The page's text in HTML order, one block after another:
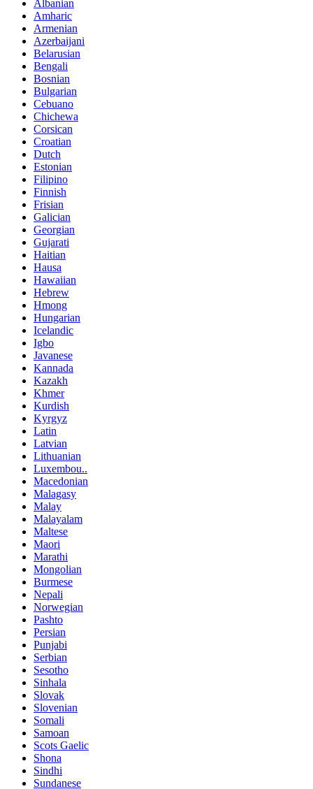
Albanian
Amharic
Armenian
Azerbaijani
Belarusian
Bengali
Bosnian
Bulgarian
Cebuano
Chichewa
Corsican
Croatian
Dutch
Estonian
Filipino
Finnish
Frisian
Galician
Georgian
Gujarati
Haitian
Hausa
Hawaiian
Hebrew
Hmong
Hungarian
Icelandic
Igbo
Javanese
Kannada
Kazakh
Khmer
Kurdish
Kyrgyz
Latin
Latvian
Lithuanian
Luxembou..
Macedonian
Malagasy
Malay
Malayalam
Maltese
Maori
Marathi
Mongolian
Burmese
Nepali
Norwegian
Pashto
Persian
Punjabi
Serbian
Sesotho
Sinhala
Slovak
Slovenian
Somali
Samoan
Scots Gaelic
Shona
Sindhi
Sundanese